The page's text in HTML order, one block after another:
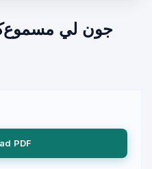
PDF